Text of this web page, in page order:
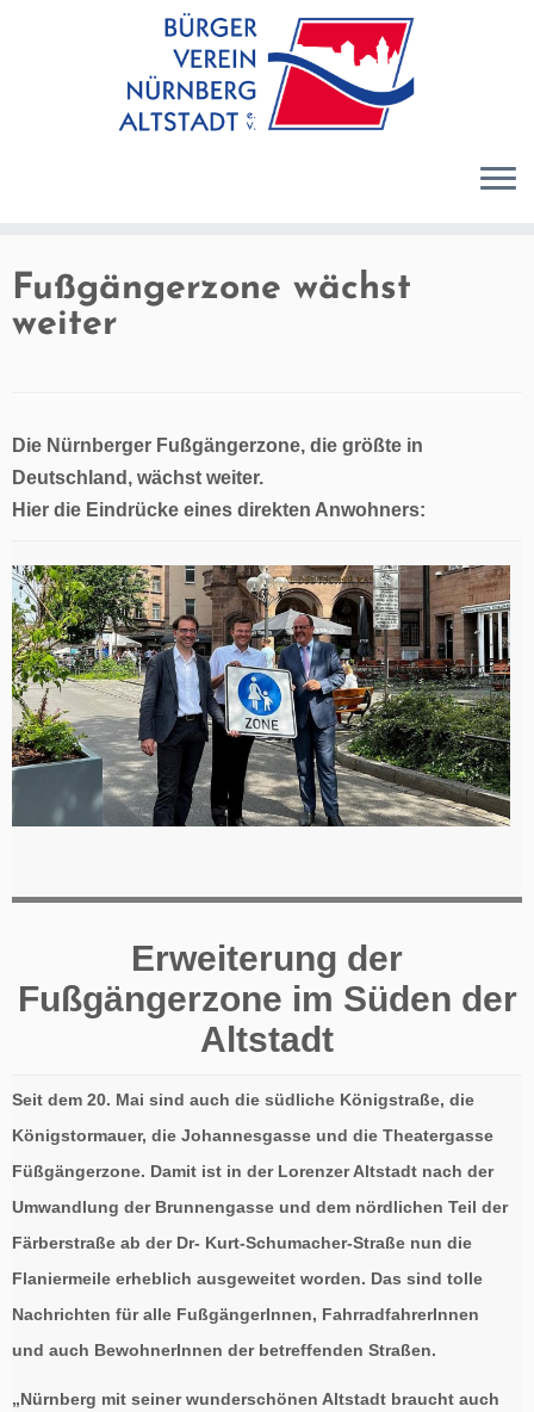
Fußgängerzone wächst
weiter
Die Nürnberger Fußgängerzone, die größte in
Deutschland, wächst weiter.
Hier die Eindrücke eines direkten Anwohners:
Erweiterung der
Fußgängerzone im Süden der
Altstadt
Seit dem 20. Mai sind auch die südliche Königstraße, die
Königstormauer, die Johannesgasse und die Theatergasse
Füßgängerzone. Damit ist in der Lorenzer Altstadt nach der
Umwandlung der Brunnengasse und dem nördlichen Teil der
Färberstraße ab der Dr- Kurt-Schumacher-Straße nun die
Flaniermeile erheblich ausgeweitet worden. Das sind tolle
Nachrichten für alle FußgängerInnen, FahrradfahrerInnen
und auch BewohnerInnen der betreffenden Straßen.
„Nürnberg mit seiner wunderschönen Altstadt braucht auch